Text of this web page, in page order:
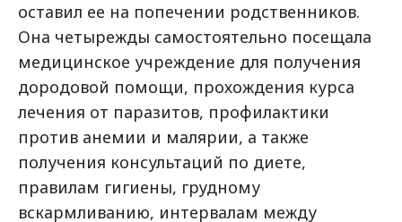
оставил ее на попечении родственников.
Она четырежды самостоятельно посещала
медицинское учреждение для получения
дородовой помощи, прохождения курса
лечения от паразитов, профилактики
против анемии и малярии, а также
получения консультаций по диете,
правилам гигиены, грудному
вскармливанию, интервалам между